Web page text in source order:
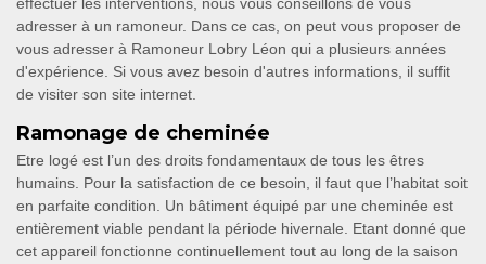
effectuer les interventions, nous vous conseillons de vous
adresser à un ramoneur. Dans ce cas, on peut vous proposer de
vous adresser à Ramoneur Lobry Léon qui a plusieurs années
d'expérience. Si vous avez besoin d'autres informations, il suffit
de visiter son site internet.
Ramonage de cheminée
Etre logé est l’un des droits fondamentaux de tous les êtres
humains. Pour la satisfaction de ce besoin, il faut que l’habitat soit
en parfaite condition. Un bâtiment équipé par une cheminée est
entièrement viable pendant la période hivernale. Etant donné que
cet appareil fonctionne continuellement tout au long de la saison